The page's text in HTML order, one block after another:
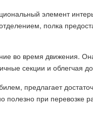
элемент
полка
во время движения.
секции и облегчая
предлагает
полезно при перевозке